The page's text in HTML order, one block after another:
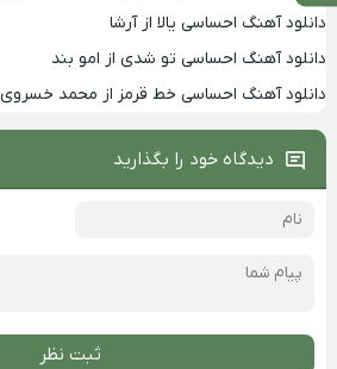
دانلود آهنگ احساسی یالا از آرشا
دانلود آهنگ احساسی تو شدی از امو بند
دانلود آهنگ احساسی خط قرمز از محمد خسروی
دیدگاه خود را بگذارید
ثبت نظر